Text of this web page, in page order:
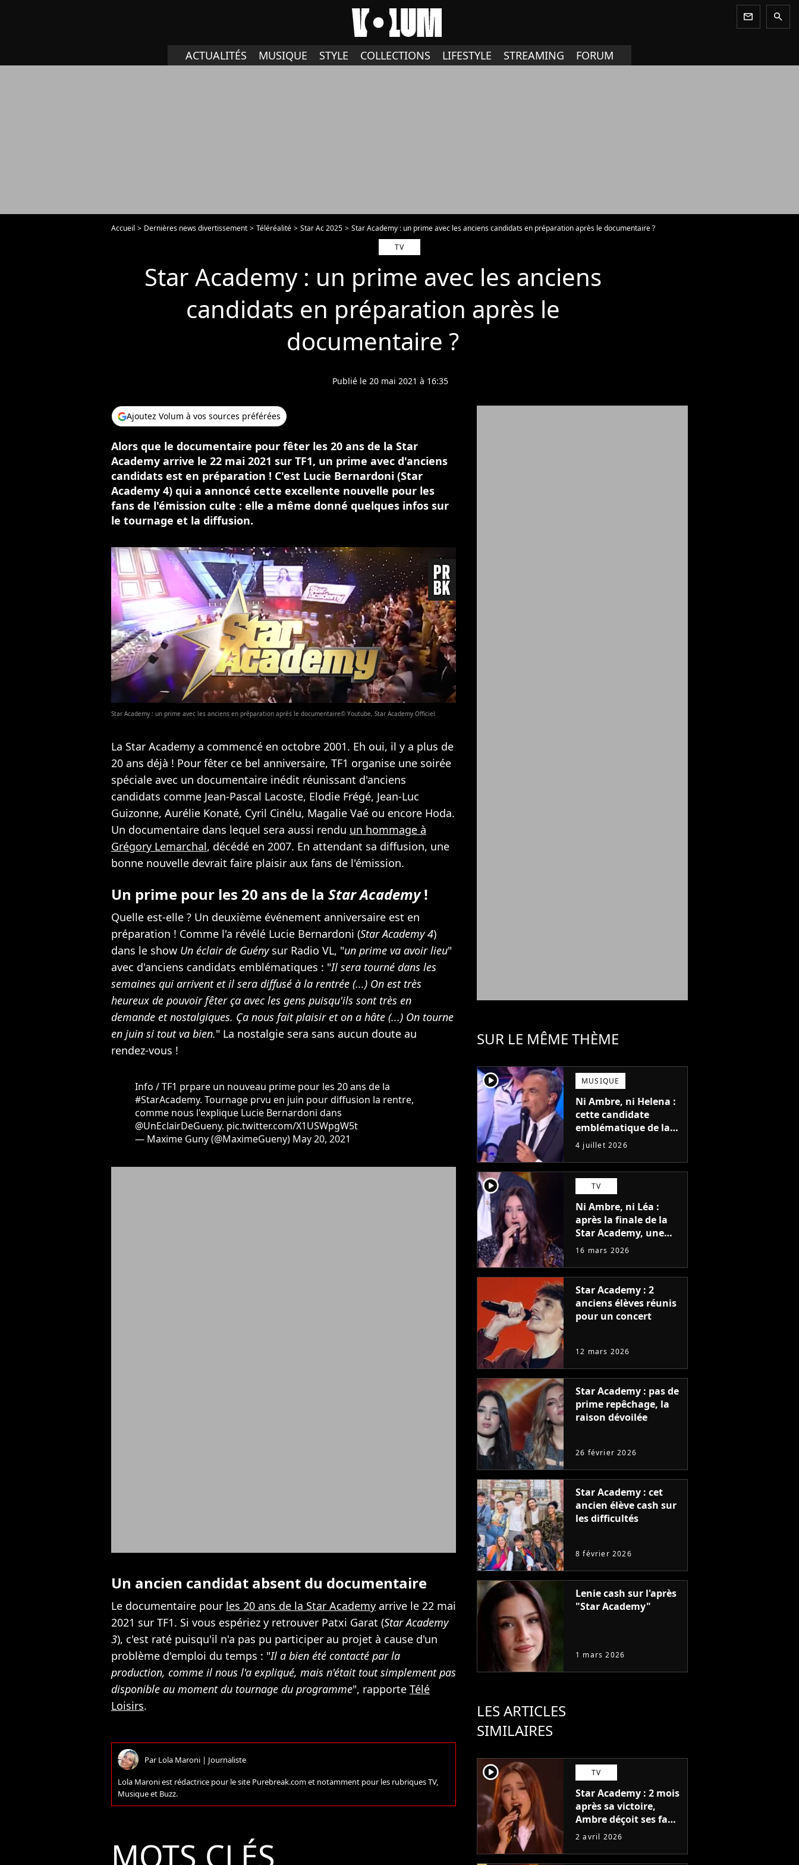
newsletter search
ACTUALITÉS MUSIQUE STYLE COLLECTIONS LIFESTYLE STREAMING FORUM
Accueil Dernières news divertissement Téléréalité Star Ac 2025
Star Academy : un prime avec les anciens candidats en préparation après le documentaire ?
TV
Star Academy : un prime avec les anciens
candidats en préparation après le
documentaire ?
Publié le 20 mai 2021 à 16:35
Ajoutez Volum à vos sources préférées
Alors que le documentaire pour fêter les 20 ans de la Star
Academy arrive le 22 mai 2021 sur TF1, un prime avec d'anciens
candidats est en préparation ! C'est Lucie Bernardoni (Star
Academy 4) qui a annoncé cette excellente nouvelle pour les
fans de l'émission culte : elle a même donné quelques infos sur
le tournage et la diffusion.
Star Academy : un prime avec les anciens en préparation après le documentaire© Youtube, Star Academy Officiel
La Star Academy a commencé en octobre 2001. Eh oui, il y a plus de
20 ans déjà ! Pour fêter ce bel anniversaire, TF1 organise une soirée
spéciale avec un documentaire inédit réunissant d'anciens
candidats comme Jean-Pascal Lacoste, Elodie Frégé, Jean-Luc
Guizonne, Aurélie Konaté, Cyril Cinélu, Magalie Vaé ou encore Hoda.
Un documentaire dans lequel sera aussi rendu un hommage à
Grégory Lemarchal, décédé en 2007. En attendant sa diffusion, une
bonne nouvelle devrait faire plaisir aux fans de l'émission.
Un prime pour les 20 ans de la Star Academy!
Quelle est-elle ? Un deuxième événement anniversaire est en
préparation ! Comme l'a révélé Lucie Bernardoni (Star Academy 4)
dans le show Un éclair de Guénysur Radio VL, "un prime va avoir lieu"
avec d'anciens candidats emblématiques : "Il sera tourné dans les
semaines qui arrivent et il sera diffusé à la rentrée (...) On est très
heureux de pouvoir fêter ça avec les gens puisqu'ils sont très en
demande et nostalgiques. Ça nous fait plaisir et on a hâte (...) On tourne
en juin si tout va bien." La nostalgie sera sans aucun doute au
rendez-vous !
Info / TF1 prpare un nouveau prime pour les 20 ans de la
#StarAcademy. Tournage prvu en juin pour diffusion la rentre,
comme nous l'explique Lucie Bernardoni dans
@UnEclairDeGueny. pic.twitter.com/X1USWpgW5t
— Maxime Guny (@MaximeGueny) May 20, 2021
Un ancien candidat absent du documentaire
Le documentaire pour les 20 ans de la Star Academy arrive le 22 mai
2021 sur TF1. Si vous espériez y retrouver Patxi Garat (Star Academy
3), c'est raté puisqu'il n'a pas pu participer au projet à cause d'un
problème d'emploi du temps : "Il a bien été contacté par la
production, comme il nous l'a expliqué, mais n'était tout simplement pas
disponible au moment du tournage du programme", rapporte Télé
Loisirs.
ParLola Maroni | Journaliste
Lola Maroni est rédactrice pour le site Purebreak.com et notamment pour les rubriques TV,
Musique et Buzz.
MOTS CLÉS
SUR LE MÊME THÈME
player2 MUSIQUE
Ni Ambre, ni Helena :
cette candidate
emblématique de la
Star Academy a
souffert après
l'émission, "J'étais
traitée de potiche"
4 juillet 2026
player2 TV
Ni Ambre, ni Léa :
après la finale de la
Star Academy, une
candidate écrit
promo 2025
16 mars 2026
Star Academy : 2
anciens élèves réunis
pour un concert
12 mars 2026
Star Academy : pas de
prime repêchage, la
raison dévoilée
26 février 2026
Star Academy : cet
ancien élève cash sur
les difficultés
8 février 2026
Lenie cash sur l'après
"Star Academy"
1 mars 2026
LES ARTICLES
SIMILAIRES
player2 TV
Star Academy : 2 mois
après sa victoire,
Ambre déçoit ses fans
avec cette annonce
2 avril 2026